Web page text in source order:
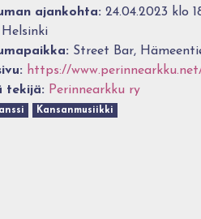
ajankohta: 24.04.2023 klo
Helsinki
Street Bar,
https://
tekijä: Perinnearkku ry
Kansanmusiikki